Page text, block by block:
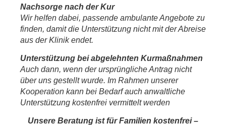
Nachsorge nach der Kur
Wir helfen dabei, passende ambulante Angebote zu
finden, damit die Unterstützung nicht mit der Abreise
aus der Klinik endet.
Unterstützung bei abgelehnten Kurmaßnahmen
Auch dann, wenn der ursprüngliche Antrag nicht
über uns gestellt wurde. Im Rahmen unserer
Kooperation kann bei Bedarf auch anwaltliche
Unterstützung kostenfrei vermittelt werden
Unsere Beratung ist für Familien kostenfrei –